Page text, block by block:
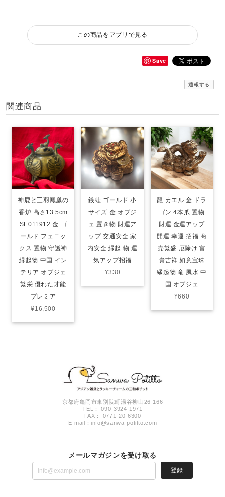
この商品をアプリで見る
Save
通報する
関連商品
神鹿と三羽鳳凰の
香炉 高さ13.5cm
SE011912 金 ゴ
ールド フェニッ
クス 置物 守護神
縁起物 中国 イン
テリア オブジェ
繁栄 優れた才能
プレミア
¥16,500
銭蛙 ゴールド 小
サイズ 金 オブジ
ェ 置き物 財運ア
ップ 交通安全 家
内安全 縁起 物 運
気アップ招福
¥330
龍 カエル 金 ドラ
ゴン 4本爪 置物
財運 金運アップ
開運 幸運 招福 商
売繁盛 厄除け 富
貴吉祥 如意宝珠
縁起物 竜 風水 中
国 オブジェ
¥660
京都府亀岡市東別院町湯谷柳山26-166
TEL： 090-3924-1971
FAX： 0771-20-6300
E-mail：info@sanwa-potitto.com
メールマガジンを受け取る
登録